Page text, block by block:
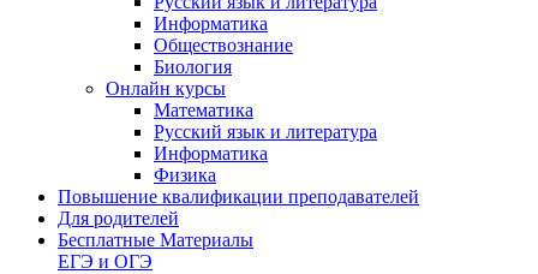
Информатика
Обществознание
Биология
Онлайн курсы
Математика
Русский язык и литература
Информатика
Физика
Повышение квалификации преподавателей
Для родителей
Бесплатные Материалы
ЕГЭ и ОГЭ